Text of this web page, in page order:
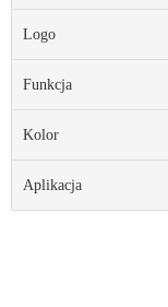
Logo
Funkcja
Kolor
Aplikacja